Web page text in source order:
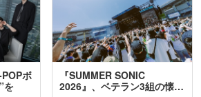
ボ
を
『SUMMER SONIC
2026』、ベテラン3組の懐…